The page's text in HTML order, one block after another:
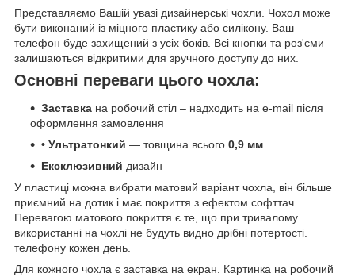
Представляємо Вашій увазі дизайнерські чохли. Чохол може
бути виконаний із міцного пластику або силікону. Ваш
телефон буде захищений з усіх боків. Всі кнопки та роз'єми
залишаються відкритими для зручного доступу до них.
Основні переваги цього чохла:
Заставка на робочий стіл – надходить на e-mail після
оформлення замовлення
• Ультратонкий — товщина всього 0,9 мм
Ексклюзивний дизайн
У пластиці можна вибрати матовий варіант чохла, він більше
приємний на дотик і має покриття з ефектом софттач.
Перевагою матового покриття є те, що при тривалому
використанні на чохлі не будуть видно дрібні потертості.
телефону кожен день.
Для кожного чохла є заставка на екран. Картинка на робочий